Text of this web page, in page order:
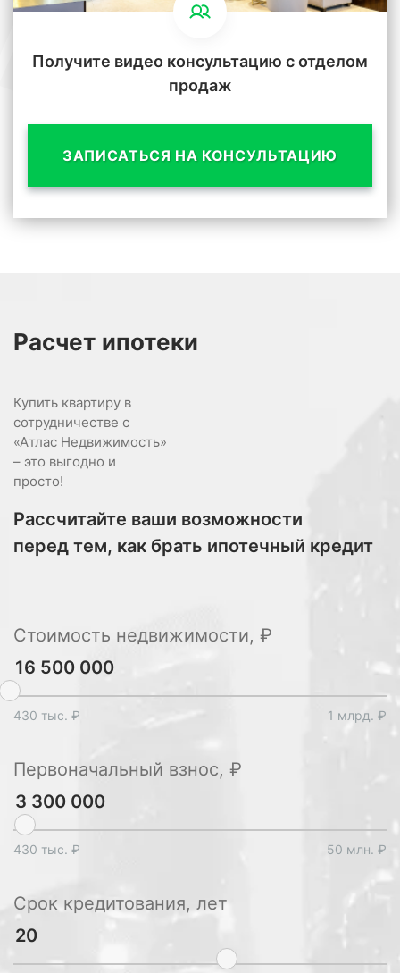
Получите видео консультацию с отделом
продаж
ЗАПИСАТЬСЯ НА КОНСУЛЬТАЦИЮ
Расчет ипотеки
Купить квартиру в
сотрудничестве с
«Атлас Недвижимость»
– это выгодно и
просто!
Рассчитайте ваши возможности
перед тем, как брать ипотечный кредит
Стоимость недвижимости, ₽
430 тыс. ₽ 1 млрд. ₽
Первоначальный взнос, ₽
430 тыс. ₽ 50 млн. ₽
Срок кредитования, лет